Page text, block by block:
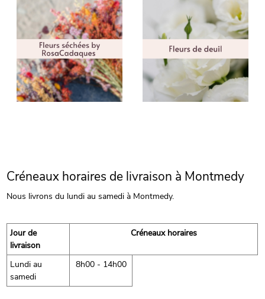
Créneaux horaires de livraison à Montmedy
Nous livrons du lundi au samedi à Montmedy.
Jour de
livraison
Créneaux horaires
Lundi au
samedi
8h00 - 14h00